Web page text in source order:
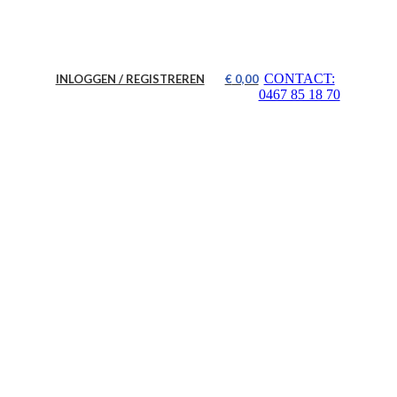
INLOGGEN / REGISTREREN €0,00 CONTACT:
0467 85 18 70